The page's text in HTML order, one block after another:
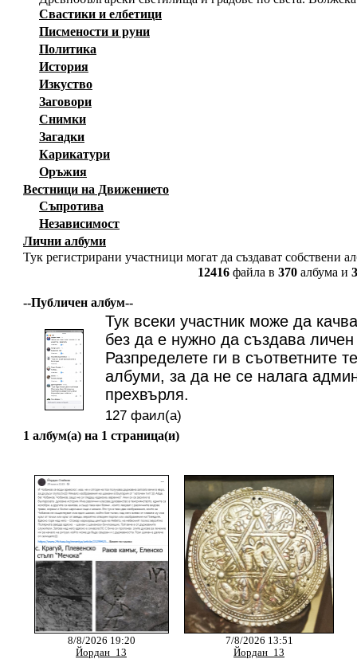
Свастики и елбетици
Писмености и руни
Политика
История
Изкуство
Заговори
Снимки
Загадки
Карикатури
Оръжия
Вестници на Движението
Съпротива
Независимост
Лични албуми
Тук регистрирани участници могат да създават собствени
12416 файла в 370 албума и
--Публичен албум--
Тук всеки участник може да
без да е нужно да създава
Разпределете ги в съответните
албуми, за да не се налага
прехвърля.
127 фаил(а)
1 албум(а) на 1 страница(и)
8/8/2026 19:20
Йордан_13
7/8/2026 13:51
Йордан_13